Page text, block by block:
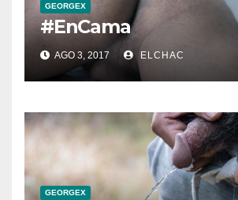
GEORGEX
#EnCama
AGO 3, 2017 ELCHAC
GEORGEX